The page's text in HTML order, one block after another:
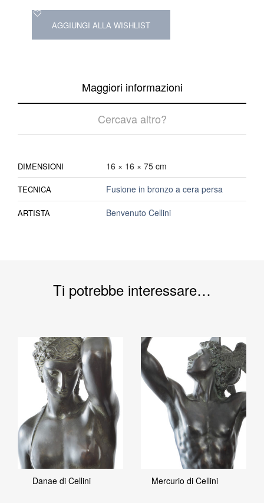
AGGIUNGI ALLA WISHLIST
Maggiori informazioni
Cercava altro?
DIMENSIONI 16 × 16 × 75 cm
TECNICA Fusione in bronzo a cera persa
ARTISTA Benvenuto Cellini
Ti potrebbe interessare…
Danae di Cellini Mercurio di Cellini